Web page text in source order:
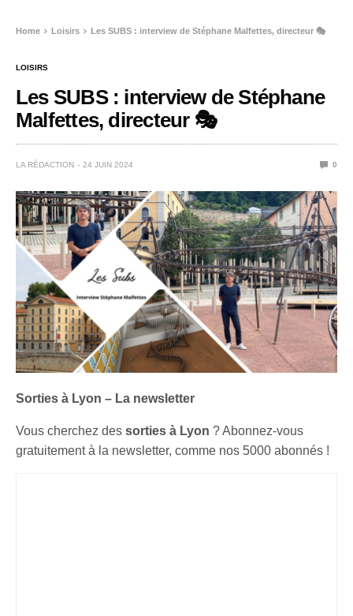
Home Loisirs Les SUBS : interview de Stéphane Malfettes, directeur 🎭
LOISIRS
Les SUBS : interview de Stéphane
Malfettes, directeur 🎭
LA RÉDACTION 24 JUIN 2024 0
Sorties à Lyon – La newsletter
Vous cherchez dessorties à Lyon ? Abonnez-vous
gratuitement à la newsletter, comme nos 5000 abonnés !